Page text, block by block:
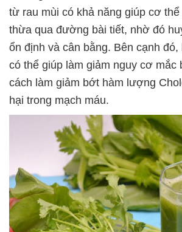
từ rau mùi có khả năng giúp cơ
thừa qua đường bài tiết, nhờ đó
ổn định và cân bằng. Bên cạnh đó,
có thể giúp làm giảm nguy cơ mắc
cách làm giảm bớt hàm lượng
hại trong mạch máu.